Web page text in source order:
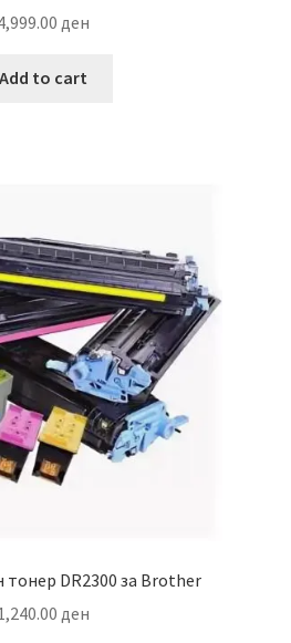
ден
Add to cart
DR2300 за Brother
ден